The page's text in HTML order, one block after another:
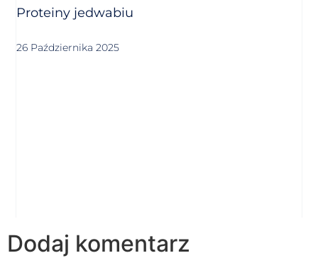
Proteiny jedwabiu
26 Października 2025
Dodaj komentarz